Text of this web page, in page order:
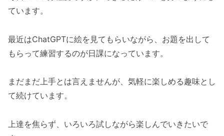
ています。
最近はChatGPTに絵を見てもらいながら、お題を出して
もらって練習するのが日課になっています。
まだまだ上手とは言えませんが、気軽に楽しめる趣味とし
て続けています。
上達を焦らず、いろいろ試しながら楽しんでいきたいで